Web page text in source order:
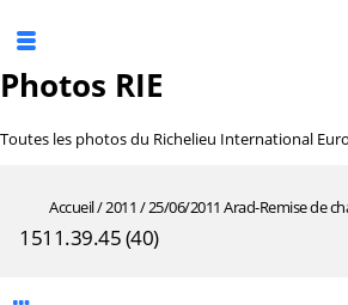
Photos RIE
Toutes les photos du Richelieu International
Accueil/2011 /25/06/2011 Arad-Remise de
1511.39.45 (40)